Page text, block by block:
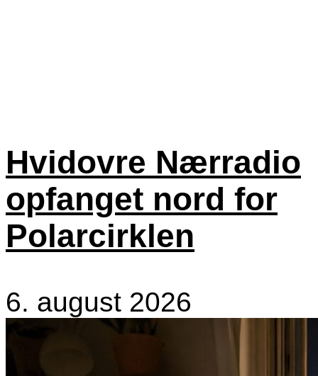
Hvidovre Nærradio
opfanget nord for
Polarcirklen
6. august 2026